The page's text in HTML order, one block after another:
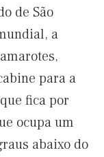
de São
a
para a
fica por
ocupa um
abaixo do